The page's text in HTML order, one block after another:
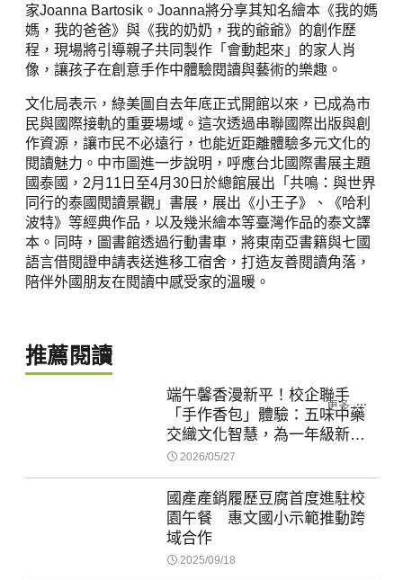
家Joanna Bartosik。Joanna將分享其知名繪本《我的媽
媽，我的爸爸》與《我的奶奶，我的爺爺》的創作歷
程，現場將引導親子共同製作「會動起來」的家人肖
像，讓孩子在創意手作中體驗閱讀與藝術的樂趣。
文化局表示，綠美圖自去年底正式開館以來，已成為市
民與國際接軌的重要場域。這次透過串聯國際出版與創
作資源，讓市民不必遠行，也能近距離體驗多元文化的
閱讀魅力。中市圖進一步說明，呼應台北國際書展主題
國泰國，2月11日至4月30日於總館展出「共鳴：與世界
同行的泰國閱讀景觀」書展，展出《小王子》、《哈利
波特》等經典作品，以及幾米繪本等臺灣作品的泰文譯
本。同時，圖書館透過行動書車，將東南亞書籍與七國
語言借閱證申請表送進移工宿舍，打造友善閱讀角落，
陪伴外國朋友在閱讀中感受家的溫暖。
推薦閱讀
更多
端午馨香漫新平！校企聯手
「手作香包」體驗：五味中藥
交織文化智慧，為一年級新生
種下感恩種子
2026/05/27
國產產銷履歷豆腐首度進駐校
園午餐 惠文國小示範推動跨
域合作
2025/09/18